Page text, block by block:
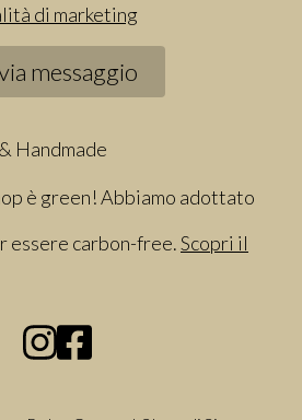
di marketing
Handmade
è green! Abbiamo adottato
essere carbon-free.Scopri il